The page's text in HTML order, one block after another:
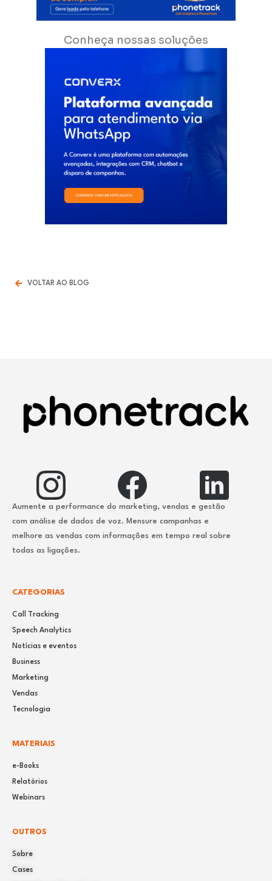
Conheça nossas soluções
VOLTAR AO BLOG
Aumente a performance do marketing, vendas e gestão
com análise de dados de voz. Mensure campanhas e
melhore as vendas com informações em tempo real sobre
todas as ligações.
CATEGORIAS
Call Tracking
Speech Analytics
Notícias e eventos
Business
Marketing
Vendas
Tecnologia
MATERIAIS
e-Books
Relatórios
Webinars
OUTROS
Sobre
Cases